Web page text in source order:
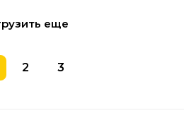
еще
2 3